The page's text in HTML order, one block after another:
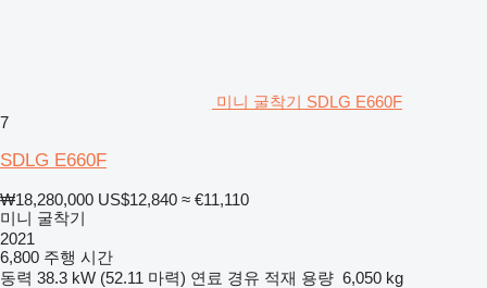
미니 굴착기 SDLG E660F
7
SDLG E660F
₩18,280,000 US$12,840 ≈ €11,110
미니 굴착기
2021
6,800 주행 시간
동력 38.3 kW (52.11 마력) 연료 경유 적재 용량 6,050 kg